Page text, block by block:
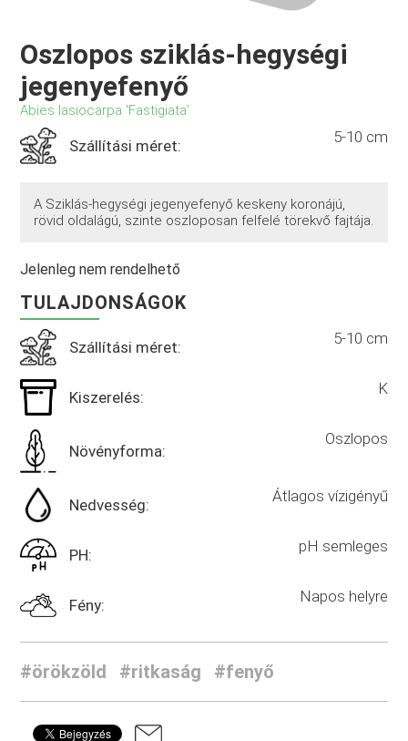
Oszlopos sziklás-hegységi
jegenyefenyő
Abies lasiocarpa 'Fastigiata'
Szállítási méret: 5-10 cm
A Sziklás-hegységi jegenyefenyő keskeny koronájú,
rövid oldalágú, szinte oszloposan felfelé törekvő fajtája.
Jelenleg nem rendelhető
TULAJDONSÁGOK
Szállítási méret: 5-10 cm
Kiszerelés: K
Növényforma:
Oszlopos
Nedvesség: Átlagos vízigényű
PH: pH semleges
Fény: Napos helyre
#örökzöld #ritkaság #fenyő